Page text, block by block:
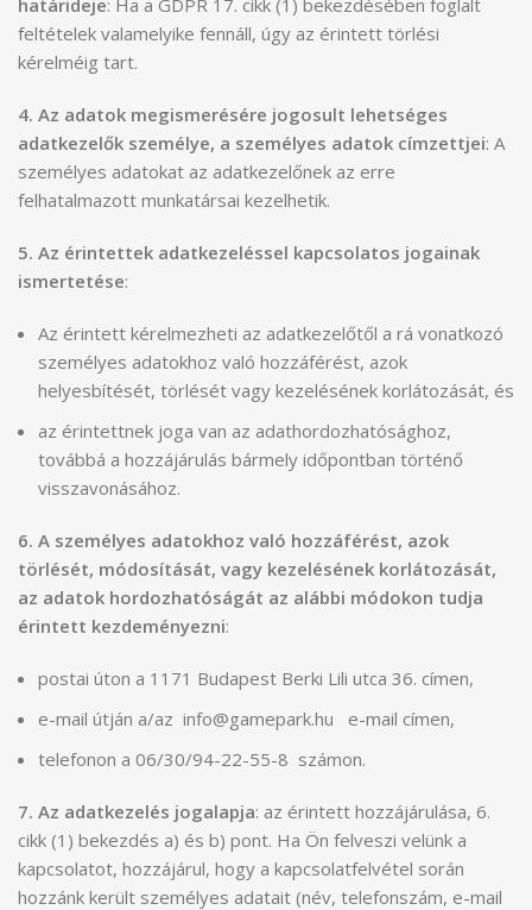
határideje: Ha a GDPR 17. cikk (1) bekezdésében foglalt
feltételek valamelyike fennáll, úgy az érintett törlési
kérelméig tart.
4. Az adatok megismerésére jogosult lehetséges
adatkezelők személye, a személyes adatok címzettjei: A
személyes adatokat az adatkezelőnek az erre
felhatalmazott munkatársai kezelhetik.
5. Az érintettek adatkezeléssel kapcsolatos jogainak
ismertetése:
Az érintett kérelmezheti az adatkezelőtől a rá vonatkozó
személyes adatokhoz való hozzáférést, azok
helyesbítését, törlését vagy kezelésének korlátozását, és
az érintettnek joga van az adathordozhatósághoz,
továbbá a hozzájárulás bármely időpontban történő
visszavonásához.
6. A személyes adatokhoz való hozzáférést, azok
törlését, módosítását, vagy kezelésének korlátozását,
az adatok hordozhatóságát az alábbi módokon tudja
érintett kezdeményezni:
postai úton a 1171 Budapest Berki Lili utca 36. címen,
e-mail útján a/az info@gamepark.hu e-mail címen,
telefonon a 06/30/94-22-55-8 számon.
7. Az adatkezelés jogalapja: az érintett hozzájárulása, 6.
cikk (1) bekezdés a) és b) pont. Ha Ön felveszi velünk a
kapcsolatot, hozzájárul, hogy a kapcsolatfelvétel során
hozzánk került személyes adatait (név, telefonszám, e-mail